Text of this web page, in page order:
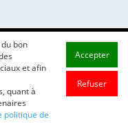
bon
et afin
quant à
politique de
Accepter
Refuser